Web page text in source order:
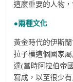
這麼重要的人物
●兩種文化
黃金時代的伊斯
拉子模這個國家
達(當時阿拉伯帝
寫成，以至很少